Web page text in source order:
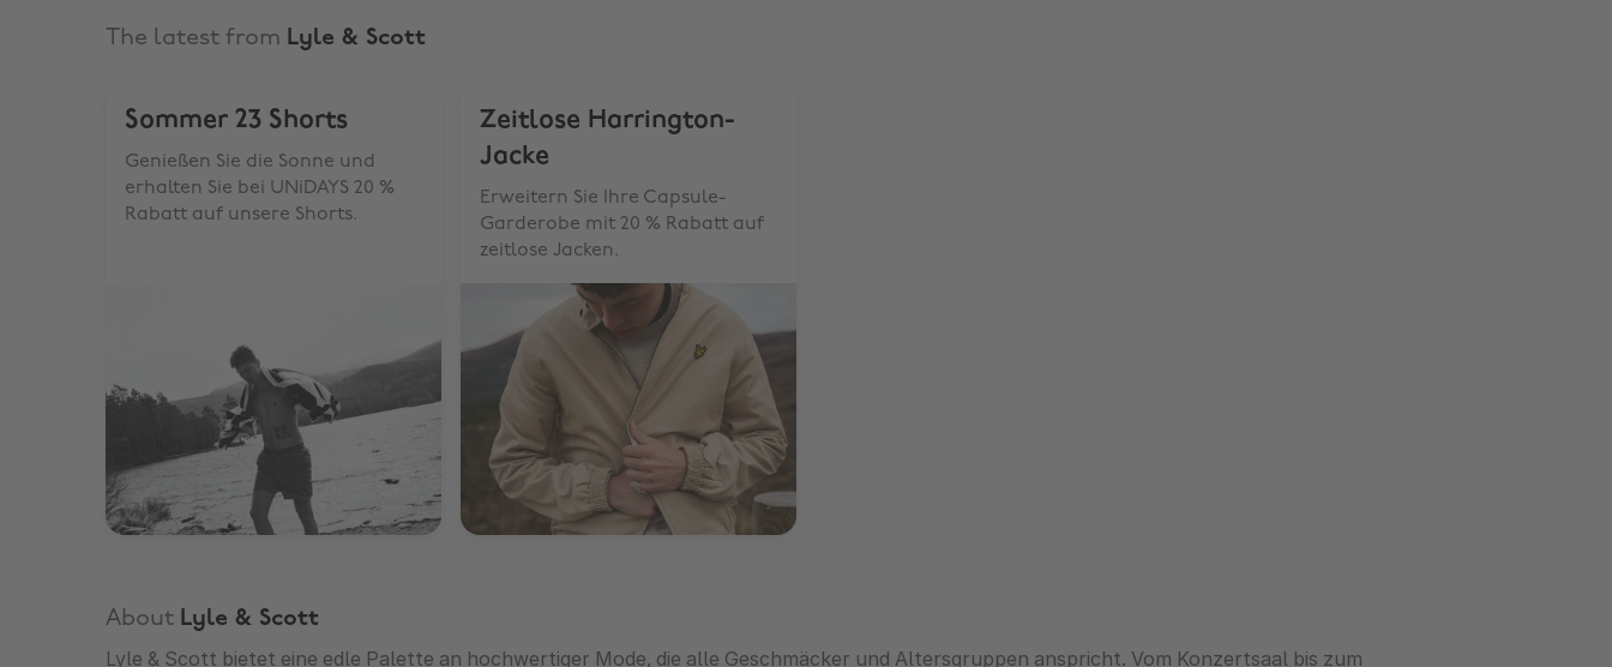
The latest from Lyle & Scott
Sommer 23 Shorts
Genießen Sie die Sonne und
erhalten Sie bei UNiDAYS 20 %
Rabatt auf unsere Shorts.
Zeitlose Harrington-
Jacke
Erweitern Sie Ihre Capsule-
Garderobe mit 20 % Rabatt auf
zeitlose Jacken.
About Lyle & Scott
Lyle & Scott bietet eine edle Palette an hochwertiger Mode, die alle Geschmäcker und Altersgruppen anspricht. Vom Konzertsaal bis zum